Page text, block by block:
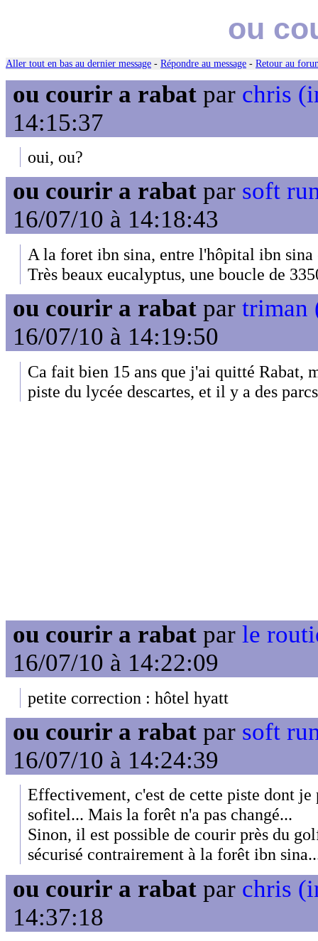
ou
Aller tout en bas au dernier message - Répondre au message - Retour au
ou courir a rabat par chris
14:15:37
oui, ou?
ou courir a rabat par soft
16/07/10 à 14:18:43
A la foret ibn sina, entre l'hôpital ibn
Très beaux eucalyptus, une boucle de
ou courir a rabat par triman
16/07/10 à 14:19:50
Ca fait bien 15 ans que j'ai quitté Rabat,
piste du lycée descartes, et il y a des
ou courir a rabat par le
16/07/10 à 14:22:09
petite correction : hôtel hyatt
ou courir a rabat par soft
16/07/10 à 14:24:39
Effectivement, c'est de cette piste dont
sofitel... Mais la forêt n'a pas changé...
Sinon, il est possible de courir près du
sécurisé contrairement à la forêt ibn
ou courir a rabat par chris
14:37:18